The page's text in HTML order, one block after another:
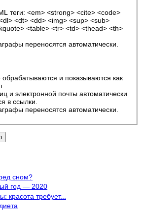
теги: <em> <strong> <cite> <code>
<dt> <dd> <img> <sup> <sub>
<table> <tr> <td> <thead> <th>
переносятся автоматически.
обрабатываются и показываются как
и электронной почты автоматически
в ссылки.
переносятся автоматически.
сном?
год — 2020
красота требует...